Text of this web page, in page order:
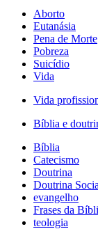
Aborto
Eutanásia
Pena de Morte
Pobreza
Suicídio
Vida
Vida
Bíblia e
Bíblia
Catecismo
Doutrina
Doutrina
evangelho
Frases da
teologia